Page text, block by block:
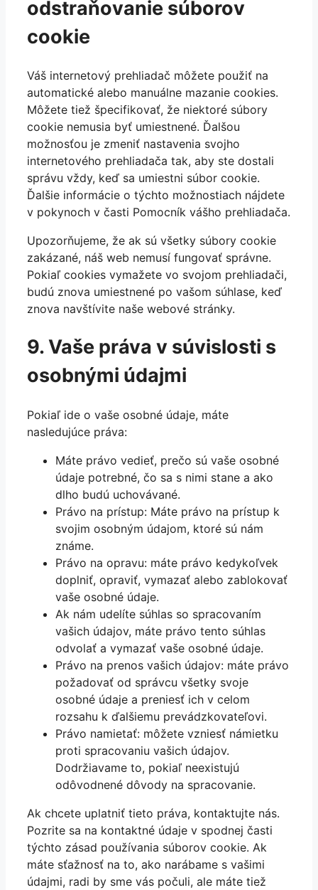
odstraňovanie súborov
cookie
Váš internetový prehliadač môžete použiť na
automatické alebo manuálne mazanie cookies.
Môžete tiež špecifikovať, že niektoré súbory
cookie nemusia byť umiestnené. Ďalšou
možnosťou je zmeniť nastavenia svojho
internetového prehliadača tak, aby ste dostali
správu vždy, keď sa umiestni súbor cookie.
Ďalšie informácie o týchto možnostiach nájdete
v pokynoch v časti Pomocník vášho prehliadača.
Upozorňujeme, že ak sú všetky súbory cookie
zakázané, náš web nemusí fungovať správne.
Pokiaľ cookies vymažete vo svojom prehliadači,
budú znova umiestnené po vašom súhlase, keď
znova navštívite naše webové stránky.
9. Vaše práva v súvislosti s
osobnými údajmi
Pokiaľ ide o vaše osobné údaje, máte
nasledujúce práva:
Máte právo vedieť, prečo sú vaše osobné
údaje potrebné, čo sa s nimi stane a ako
dlho budú uchovávané.
Právo na prístup: Máte právo na prístup k
svojim osobným údajom, ktoré sú nám
známe.
Právo na opravu: máte právo kedykoľvek
doplniť, opraviť, vymazať alebo zablokovať
vaše osobné údaje.
Ak nám udelíte súhlas so spracovaním
vašich údajov, máte právo tento súhlas
odvolať a vymazať vaše osobné údaje.
Právo na prenos vašich údajov: máte právo
požadovať od správcu všetky svoje
osobné údaje a preniesť ich v celom
rozsahu k ďalšiemu prevádzkovateľovi.
Právo namietať: môžete vzniesť námietku
proti spracovaniu vašich údajov.
Dodržiavame to, pokiaľ neexistujú
odôvodnené dôvody na spracovanie.
Ak chcete uplatniť tieto práva, kontaktujte nás.
Pozrite sa na kontaktné údaje v spodnej časti
týchto zásad používania súborov cookie. Ak
máte sťažnosť na to, ako narábame s vašimi
údajmi, radi by sme vás počuli, ale máte tiež